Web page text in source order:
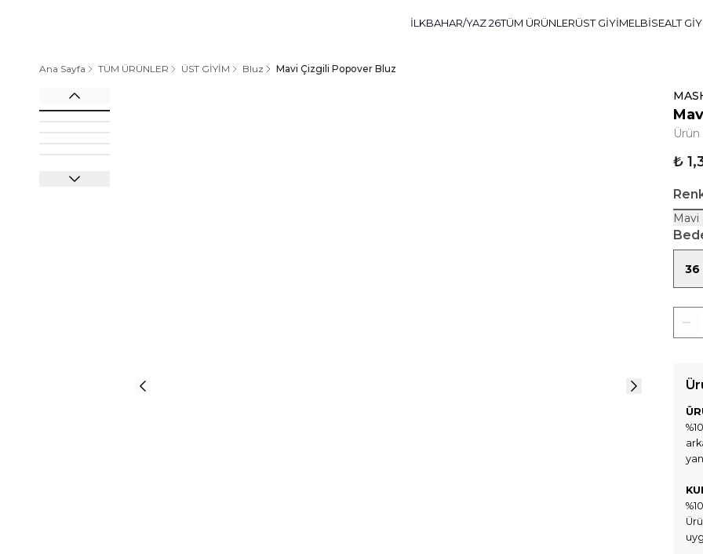
İLKBAHAR/YAZ 26TÜM ÜRÜNLERÜST GİYİMELBİSEALT
Ana Sayfa TÜM ÜRÜNLER ÜST GİYİM Bluz Mavi Çizgili Popover Bluz
₺
Mavi
36